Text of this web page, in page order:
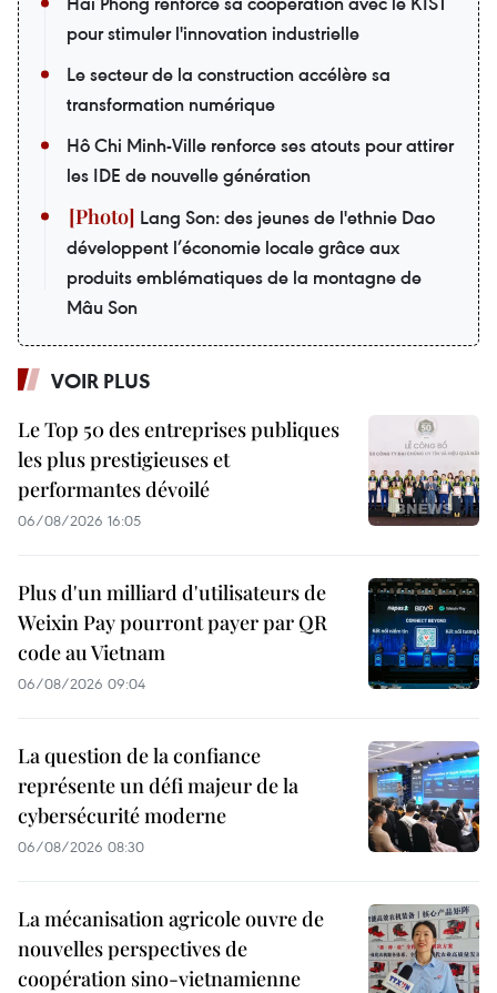
pour stimuler l'innovation industrielle
Le secteur de la construction accélère sa
transformation numérique
Hô Chi Minh-Ville renforce ses atouts pour attirer
les IDE de nouvelle génération
Lang Son: des jeunes de l'ethnie Dao
développent l’économie locale grâce aux
produits emblématiques de la montagne de
Mâu Son
VOIR PLUS
Le Top 50 des entreprises publiques
les plus prestigieuses et
performantes dévoilé
06/08/2026 16:05
Plus d'un milliard d'utilisateurs de
Weixin Pay pourront payer par QR
code au Vietnam
06/08/2026 09:04
La question de la confiance
représente un défi majeur de la
cybersécurité moderne
06/08/2026 08:30
La mécanisation agricole ouvre de
nouvelles perspectives de
coopération sino-vietnamienne